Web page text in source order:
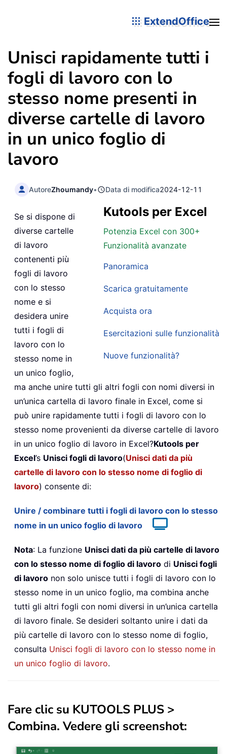
ExtendOffice
Unisci rapidamente tutti i
fogli di lavoro con lo
stesso nome presenti in
diverse cartelle di lavoro
in un unico foglio di
lavoro
AutoreZhoumandy• Data di modifica2024-12-11
Kutools per Excel
Potenzia Excel con 300+
Funzionalità avanzate
Panoramica
Scarica gratuitamente
Acquista ora
Esercitazioni sulle funzionalità
Nuove funzionalità?
Se si dispone di
diverse cartelle
di lavoro
contenenti più
fogli di lavoro
con lo stesso
nome e si
desidera unire
tutti i fogli di
lavoro con lo
stesso nome in
un unico foglio,
ma anche unire tutti gli altri fogli con nomi diversi in
un’unica cartella di lavoro finale in Excel, come si
può unire rapidamente tutti i fogli di lavoro con lo
stesso nome provenienti da diverse cartelle di lavoro
in un unico foglio di lavoro in Excel?Kutools per
Excel’s Unisci fogli di lavoro(Unisci dati da più
cartelle di lavoro con lo stesso nome di foglio di
lavoro) consente di:
Unire / combinare tutti i fogli di lavoro con lo stesso
nome in un unico foglio di lavoro
Nota: La funzione Unisci dati da più cartelle di lavoro
con lo stesso nome di foglio di lavoro di Unisci fogli
di lavoro non solo unisce tutti i fogli di lavoro con lo
stesso nome in un unico foglio, ma combina anche
tutti gli altri fogli con nomi diversi in un’unica cartella
di lavoro finale. Se desideri soltanto unire i dati da
più cartelle di lavoro con lo stesso nome di foglio,
consulta Unisci fogli di lavoro con lo stesso nome in
un unico foglio di lavoro.
Fare clic su KUTOOLS PLUS >
Combina. Vedere gli screenshot: